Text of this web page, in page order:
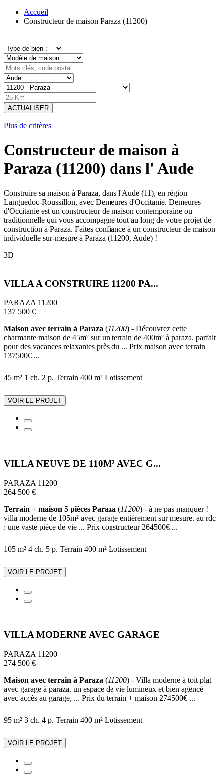
Accueil
Constructeur de maison Paraza (11200)
ACTUALISER
Plus de critères
Constructeur de maison à
Paraza (11200) dans l' Aude
Construire sa maison à Paraza, dans l'Aude (11), en région
Languedoc-Roussillon, avec Demeures d'Occitanie. Demeures
d'Occitanie est un constructeur de maison contemporaine ou
traditionnelle qui vous accompagne tout au long de votre projet de
construction à Paraza. Faites confiance à un constructeur de maison
individuelle sur-mesure à Paraza (11200, Aude) !
3D
VILLA A CONSTRUIRE 11200 PA...
PARAZA 11200
137 500 €
Maison avec terrain à Paraza (11200) - Découvrez cette
charmante maison de 45m² sur un terrain de 400m² à paraza. parfait
pour des vacances relaxantes près du ... Prix maison avec terrain
137500€ ...
45 m² 1 ch. 2 p. Terrain 400 m² Lotissement
VOIR LE PROJET
VILLA NEUVE DE 110M² AVEC G...
PARAZA 11200
264 500 €
Terrain + maison 5 pièces Paraza (11200) - à ne pas manquer !
villa moderne de 105m² avec garage entièrement sur mesure. au rdc
: une vaste pièce de vie ... Prix constructeur 264500€ ...
105 m² 4 ch. 5 p. Terrain 400 m² Lotissement
VOIR LE PROJET
VILLA MODERNE AVEC GARAGE
PARAZA 11200
274 500 €
Maison avec terrain à Paraza (11200) - Villa moderne à toit plat
avec garage à paraza. un espace de vie lumineux et bien agencé
avec accès au garage, ... Prix du terrain + maison 274500€ ...
95 m² 3 ch. 4 p. Terrain 400 m² Lotissement
VOIR LE PROJET